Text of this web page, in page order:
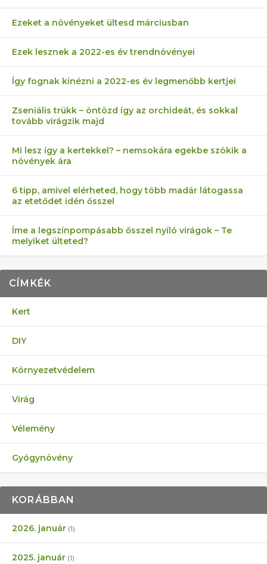
Ezeket a növényeket ültesd márciusban
Ezek lesznek a 2022-es év trendnövényei
Így fognak kinézni a 2022-es év legmenőbb kertjei
Zseniális trükk – öntözd így az orchideát, és sokkal
tovább virágzik majd
Mi lesz így a kertekkel? – nemsokára egekbe szökik a
növények ára
6 tipp, amivel elérheted, hogy több madár látogassa
az etetődet idén ősszel
Íme a legszínpompásabb ősszel nyíló virágok – Te
melyiket ülteted?
CÍMKÉK
Kert
DIY
Környezetvédelem
Virág
Vélemény
Gyógynövény
KORÁBBAN
2026. január (1)
2025. január (1)